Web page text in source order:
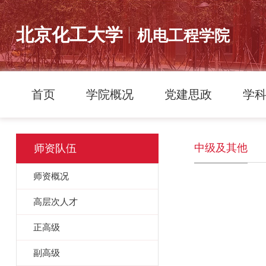
北京化工大学 机电工程学院
首页 学院概况 党建思政 学
师资队伍
师资概况
高层次人才
正高级
副高级
中级及其他